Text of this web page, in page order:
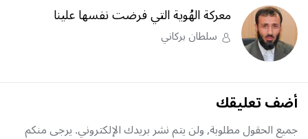
معركة الهُوية التي فرضت نفسها علينا
سلطان بركاني
أضف تعليقك
جميع الحقول مطلوبة, ولن يتم نشر بريدك الإلكتروني. يرجى منكم